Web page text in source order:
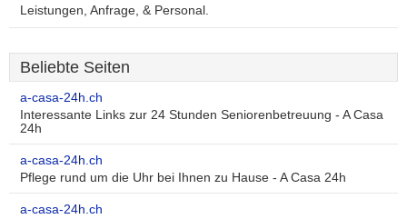
Leistungen, Anfrage, & Personal.
Beliebte Seiten
a-casa-24h.ch
Interessante Links zur 24 Stunden Seniorenbetreuung - A Casa
24h
a-casa-24h.ch
Pflege rund um die Uhr bei Ihnen zu Hause - A Casa 24h
a-casa-24h.ch